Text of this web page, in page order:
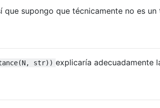
que supongo que técnicamente no es un
str)) explicaría adecuadamente